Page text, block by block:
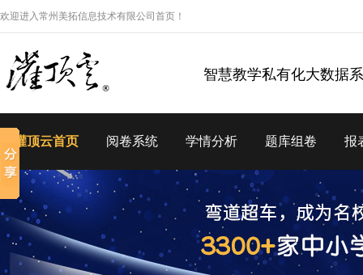
欢迎进入常州美拓信息技术有限公司首页！
智慧教学私有化大数据
灌顶云首页 阅卷系统 学情分析 题库组卷 报